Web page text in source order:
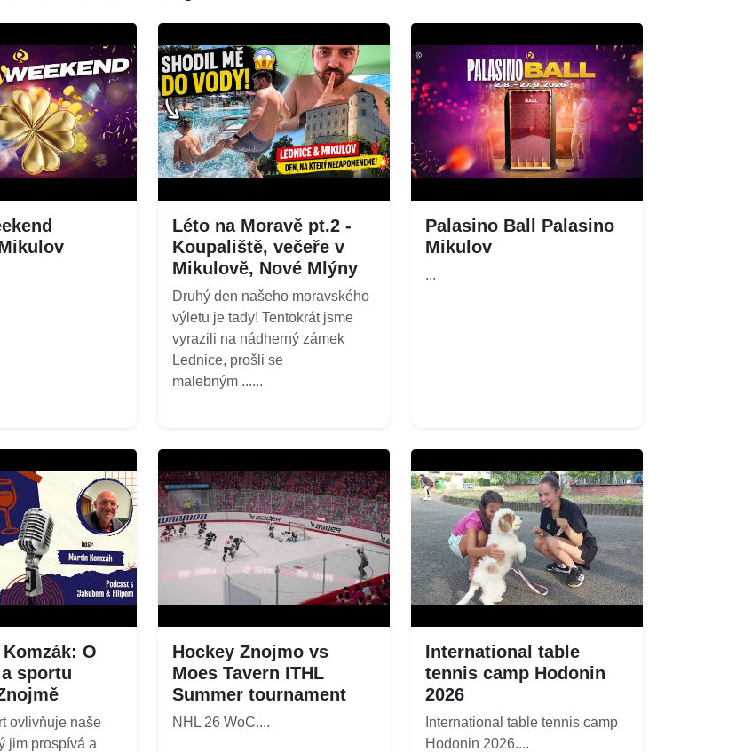
Léto na Moravě pt.2 -
Koupaliště, večeře v
Mikulově, Nové Mlýny
Druhý den našeho moravského
výletu je tady! Tentokrát jsme
vyrazili na nádherný zámek
Lednice, prošli se
malebným ......
Palasino Ball Palasino
Mikulov
...
O
sportu
ovlivňuje naše
jim prospívá a
Hockey Znojmo vs
Moes Tavern ITHL
Summer tournament
NHL 26 WoC....
International table
tennis camp Hodonin
2026
International table tennis camp
Hodonin 2026....